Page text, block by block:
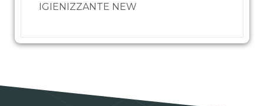
IGIENIZZANTE NEW